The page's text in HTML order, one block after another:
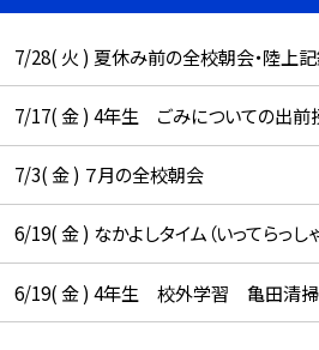
7/28( 火 ) 夏休み前の全校朝会・陸上
7/17( 金 ) 4年生 ごみについての出前
7/3( 金 ) ７月の全校朝会
6/19( 金 ) なかよしタイム（いってらっし
6/19( 金 ) 4年生 校外学習 亀田清掃